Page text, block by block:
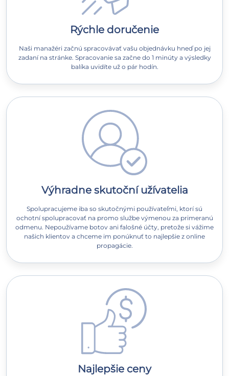
Rýchle doručenie
Naši manažéri začnú spracovávať vašu objednávku hneď po jej
zadaní na stránke. Spracovanie sa začne do 1 minúty a výsledky
balíka uvidíte už o pár hodín.
Výhradne skutoční užívatelia
Spolupracujeme iba so skutočnými používateľmi, ktorí sú
ochotní spolupracovať na promo službe výmenou za primeranú
odmenu. Nepoužívame botov ani falošné účty, pretože si vážime
našich klientov a chceme im ponúknuť to najlepšie z online
propagácie.
Najlepšie ceny